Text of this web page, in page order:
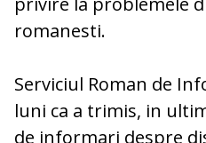
romanesti.
Serviciul Roman de
luni ca a trimis, in
de informari despre